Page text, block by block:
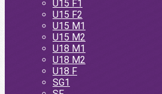
U15 F1
U15 F2
U15 M1
U15 M2
U18 M1
U18 M2
U18 F
SG1